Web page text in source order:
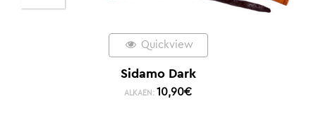
Quickview
Sidamo Dark
ALKAEN: 10,90€